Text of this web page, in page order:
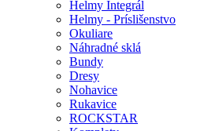
Helmy Integrál
Helmy - Príslišenstvo
Okuliare
Náhradné sklá
Bundy
Dresy
Nohavice
Rukavice
ROCKSTAR